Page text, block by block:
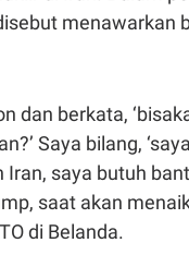
menawarkan
dan berkata,
Saya bilang,
Iran, saya butuh
saat akan
di Belanda.